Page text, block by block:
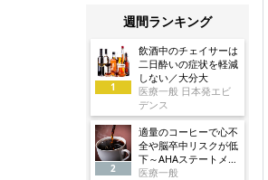
週間ランキング
1
飲酒中のチェイサーは
二日酔いの症状を軽減
しない／大分大
医療一般 日本発エビ
デンス
2
適量のコーヒーで心不
全や脳卒中リスクが低
下～AHAステートメン
ト
医療一般